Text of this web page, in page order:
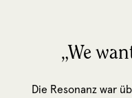
„We
Die Resonanz war